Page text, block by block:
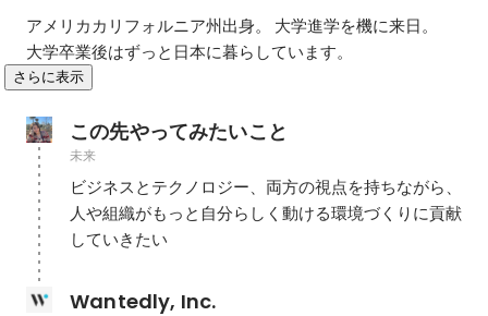
アメリカカリフォルニア州出身。 大学進学を機に来日。
大学卒業後はずっと日本に暮らしています。
さらに表示
この先やってみたいこと
未来
ビジネスとテクノロジー、両方の視点を持ちながら、
人や組織がもっと自分らしく動ける環境づくりに貢献
していきたい
Wantedly, Inc.